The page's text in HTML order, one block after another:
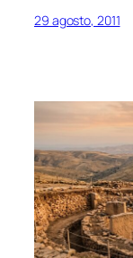
29 agosto, 2011